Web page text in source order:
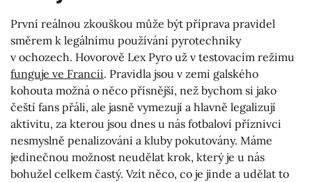
První reálnou zkouškou může být příprava pravidel
směrem k legálnímu používání pyrotechniky
v ochozech. Hovorově Lex Pyro už v testovacím režimu
funguje ve Francii. Pravidla jsou v zemi galského
kohouta možná o něco přísnější, než bychom si jako
čeští fans přáli, ale jasně vymezují a hlavně legalizují
aktivitu, za kterou jsou dnes u nás fotbaloví příznivci
nesmyslně penalizováni a kluby pokutovány. Máme
jedinečnou možnost neudělat krok, který je u nás
bohužel celkem častý. Vzít něco, co je jinde a udělat to